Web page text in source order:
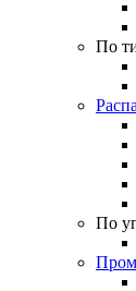
По
По